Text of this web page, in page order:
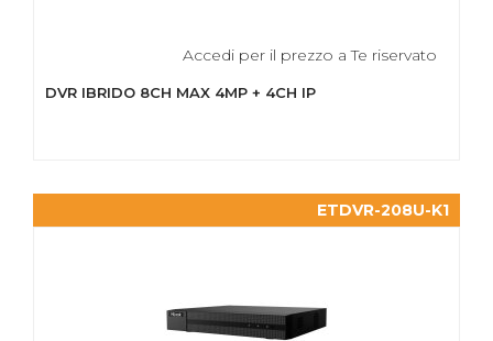
Accedi per il prezzo a Te riservato
DVR IBRIDO 8CH MAX 4MP + 4CH IP
ETDVR-208U-K1